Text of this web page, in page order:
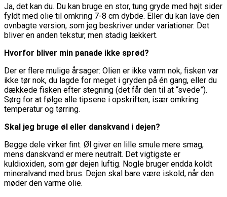
Ja, det kan du. Du kan bruge en stor, tung gryde med højt sider
fyldt med olie til omkring 7-8 cm dybde. Eller du kan lave den
ovnbagte version, som jeg beskriver under variationer. Det
bliver en anden tekstur, men stadig lækkert.
Hvorfor bliver min panade ikke sprød?
Der er flere mulige årsager: Olien er ikke varm nok, fisken var
ikke tør nok, du lagde for meget i gryden på én gang, eller du
dækkede fisken efter stegning (det får den til at “svede”).
Sørg for at følge alle tipsene i opskriften, især omkring
temperatur og tørring.
Skal jeg bruge øl eller danskvand i dejen?
Begge dele virker fint. Øl giver en lille smule mere smag,
mens danskvand er mere neutralt. Det vigtigste er
kuldioxiden, som gør dejen luftig. Nogle bruger endda koldt
mineralvand med brus. Dejen skal bare være iskold, når den
møder den varme olie.